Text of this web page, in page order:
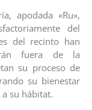
apodada «Ru»,
del
del recinto han
fuera de la
su proceso de
su bienestar
su hábitat.